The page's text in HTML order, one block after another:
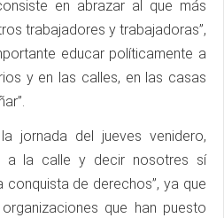
en abrazar al que más
trabajadores y trabajadoras”,
educar políticamente a
y en las calles, en las casas
jornada del jueves venidero,
a la calle y decir nosotres sí
de derechos”, ya que
que han puesto